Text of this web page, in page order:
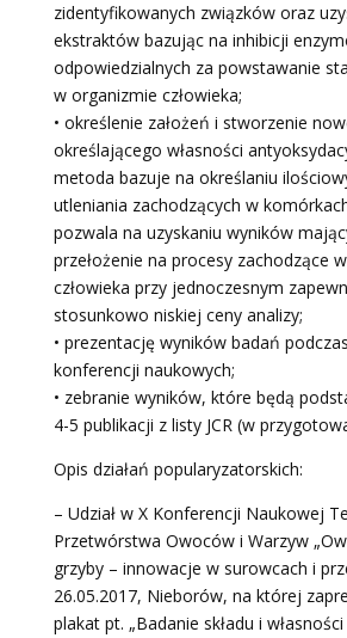
zidentyfikowanych związków oraz
ekstraktów bazując na inhibicji
odpowiedzialnych za powstawanie
w organizmie człowieka;
• określenie założeń i stworzenie
określającego własności
metoda bazuje na określaniu
utleniania zachodzących w
pozwala na uzyskaniu wyników
przełożenie na procesy zachodzące
człowieka przy jednoczesnym
stosunkowo niskiej ceny analizy;
• prezentację wyników badań
konferencji naukowych;
• zebranie wyników, które będą
4-5 publikacji z listy JCR (w
Opis działań popularyzatorskich:
– Udział w X Konferencji Naukowej
Przetwórstwa Owoców i Warzyw
grzyby – innowacje w surowcach i
26.05.2017, Nieborów, na której
plakat pt. „Badanie składu i